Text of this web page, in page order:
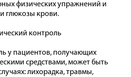
физических упражнений и
глюкозы крови.
контроль
у пациентов, получающих
средствами, может быть
лихорадка, травмы,